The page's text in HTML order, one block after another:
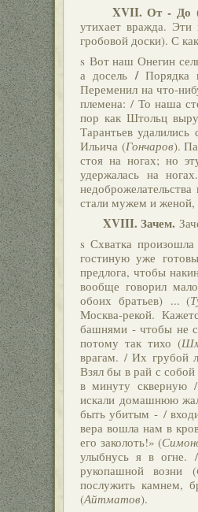
XVII. От - До
утихает вражда.
гробовой доски). С
s Вот наш Онегин
а досель/ Порядка
Переменил на что-
племена: / То наша
пор как Штольц
Тарантьев
Ильича (Гончаров).
стоя на ногах; но
удержалась на
стали мужем и женой,
XVIII. Зачем.
s Схватка
гостиную уже
предлога, чтобы
вообще говорил
обоих братьев) ... (
Москва-рекой.
башнями - чтобы не
потому так тихо (
врагам. / Их грубой
Взял бы в рай с
в минуту скверную
искали домашнюю
быть убитым - /
вера вошла нам в
его заколоть!» (
улыбнусь я в огне.
рукопашной возни (
послужить камнем,
(Айтматов).